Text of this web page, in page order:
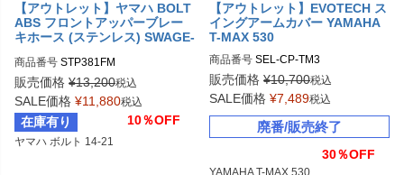
【アウトレット】ヤマハ BOLT
ABS フロントアッパーブレー
キホース (ステンレス) SWAGE-
商品番号 STP381FM
販売価格 ¥13,200税込
SALE価格 ¥11,880税込
在庫有り 10％OFF
ヤマハ ボルト 14-21
【アウトレット】EVOTECH ス
イングアームカバー YAMAHA
T-MAX 530
商品番号 SEL-CP-TM3
販売価格 ¥10,700税込
SALE価格 ¥7,489税込
廃番/販売終了
30％OFF
YAMAHA T-MAX 530